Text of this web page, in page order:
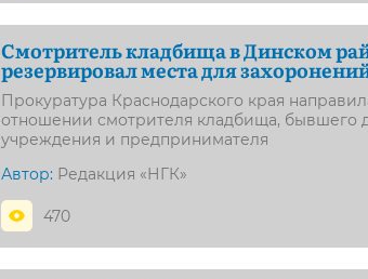
Смотритель кладбища в Динском
резервировал места для
Прокуратура Краснодарского края
отношении смотрителя кладбища, бывшего
учреждения и предпринимателя
Автор: Редакция «НГК»
470